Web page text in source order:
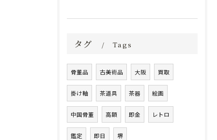
タグ Tags
骨董品 古美術品 大阪 買取
掛け軸 茶道具 茶器 絵画
中国骨董 高額 即金 レトロ
鑑定 即日 堺